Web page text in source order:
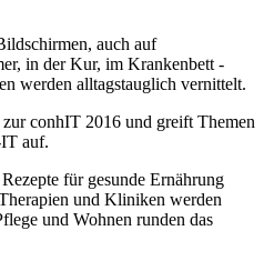
auch auf
in der Kur, im Krankenbett -
werden alltagstauglich vernittelt.
zur conhIT 2016 und greift Themen
auf.
für gesunde Ernährung
und Kliniken werden
und Wohnen runden das